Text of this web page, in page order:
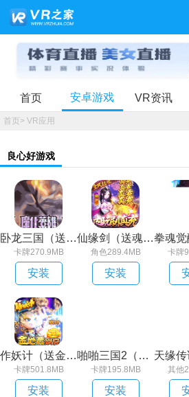
首页 安卓游戏 VR资讯
首页> VR应用
良心好游戏
卧龙三国（送魔化张飞）
卡牌270.9MB
安装
仙缘剑（送魂环无限刷充）
角色289.4MB
安装
卡牌
作妖计（送金地藏刷充）
卡牌501.8MB
安装
啪啪三国2（解码免支付）
卡牌195.8MB
安装
其他